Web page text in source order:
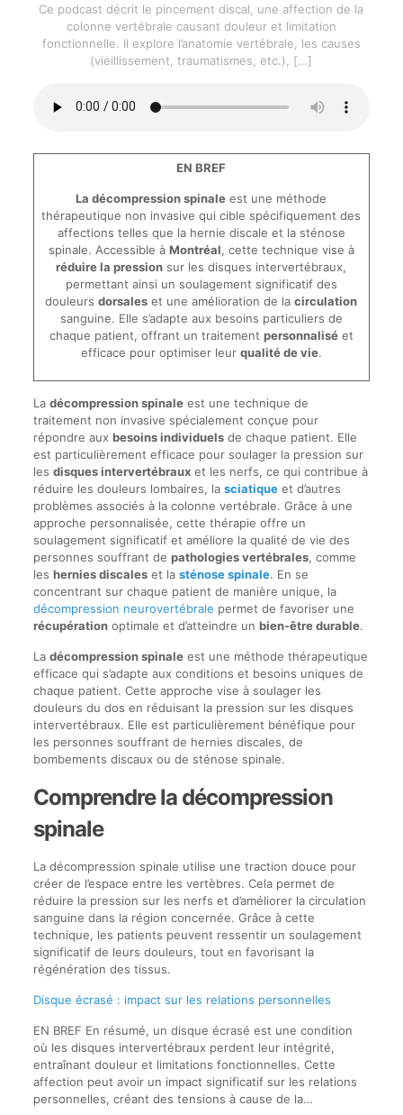
Ce podcast décrit le pincement discal, une affection de la
colonne vertébrale causant douleur et limitation
fonctionnelle. Il explore l’anatomie vertébrale, les causes
(vieillissement, traumatismes, etc.),
[…]
EN BREF
La décompression spinale est une méthode
thérapeutique non invasive qui cible spécifiquement des
affections telles que la hernie discale et la sténose
spinale. Accessible à Montréal, cette technique vise à
réduire la pression sur les disques intervertébraux,
permettant ainsi un soulagement significatif des
douleursdorsales et une amélioration de lacirculation
sanguine. Elle s’adapte aux besoins particuliers de
chaque patient, offrant un traitement personnaliséet
efficace pour optimiser leur qualité de vie.
La décompression spinaleest une technique de
traitement non invasive spécialement conçue pour
répondre aux besoins individuelsde chaque patient. Elle
est particulièrement efficace pour soulager la pression sur
les disques intervertébrauxet les nerfs, ce qui contribue à
réduire les douleurs lombaires, la sciatiqueet d’autres
problèmes associés à la colonne vertébrale. Grâce à une
approche personnalisée, cette thérapie offre un
soulagement significatif et améliore la qualité de vie des
personnes souffrant de pathologies vertébrales, comme
les hernies discaleset la sténose spinale. En se
concentrant sur chaque patient de manière unique, la
décompression neurovertébrale permet de favoriser une
récupérationoptimale et d’atteindre un bien-être durable.
La décompression spinaleest une méthode thérapeutique
efficace qui s’adapte aux conditions et besoins uniques de
chaque patient. Cette approche vise à soulager les
douleurs du dos en réduisant la pression sur les disques
intervertébraux. Elle est particulièrement bénéfique pour
les personnes souffrant de hernies discales, de
bombements discaux ou de sténose spinale.
Comprendre la décompression
spinale
La décompression spinale utilise une traction douce pour
créer de l’espace entre les vertèbres. Cela permet de
réduire la pression sur les nerfs et d’améliorer la circulation
sanguine dans la région concernée. Grâce à cette
technique, les patients peuvent ressentir un soulagement
significatif de leurs douleurs, tout en favorisant la
régénération des tissus.
Disque écrasé : impact sur les relations personnelles
EN BREF En résumé, un disque écrasé est une condition
où les disques intervertébraux perdent leur intégrité,
entraînant douleur et limitations fonctionnelles. Cette
affection peut avoir un impact significatif sur les relations
personnelles, créant des tensions à cause de la…